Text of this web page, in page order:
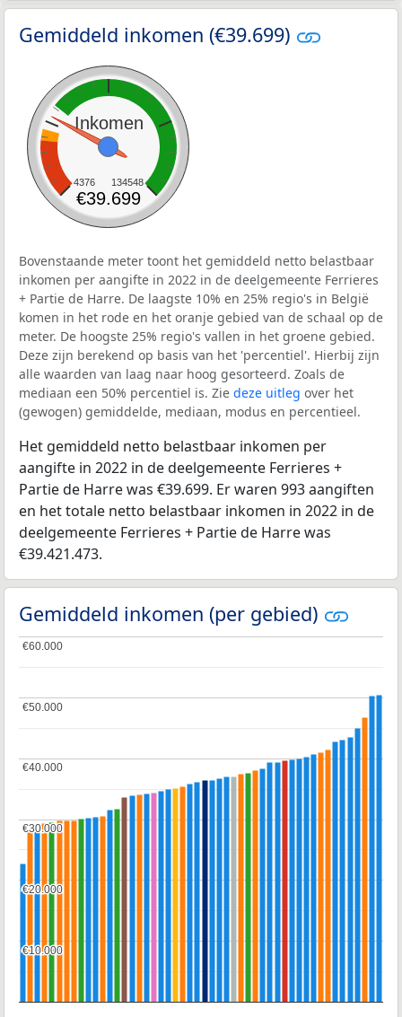
Gemiddeld inkomen (€39.699)
Inkomen
4376 134548
€39.699
Bovenstaande meter toont het gemiddeld netto belastbaar
inkomen per aangifte in 2022 in de deelgemeente Ferrieres
+ Partie de Harre. De laagste 10% en 25% regio's in België
komen in het rode en het oranje gebied van de schaal op de
meter. De hoogste 25% regio's vallen in het groene gebied.
Deze zijn berekend op basis van het 'percentiel'. Hierbij zijn
alle waarden van laag naar hoog gesorteerd. Zoals de
mediaan een 50% percentiel is. Zie deze uitleg over het
(gewogen) gemiddelde, mediaan, modus en percentieel.
Het gemiddeld netto belastbaar inkomen per
aangifte in 2022 in de deelgemeente Ferrieres +
Partie de Harre was €39.699. Er waren 993 aangiften
en het totale netto belastbaar inkomen in 2022 in de
deelgemeente Ferrieres + Partie de Harre was
€39.421.473.
Gemiddeld inkomen (per gebied)
€10.000
€10.000
€20.000
€20.000
€30.000
€30.000
€40.000
€40.000
€50.000
€50.000
€60.000
€60.000